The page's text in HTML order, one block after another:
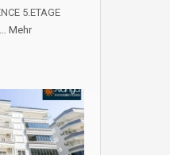
5.ETAGE
Mehr